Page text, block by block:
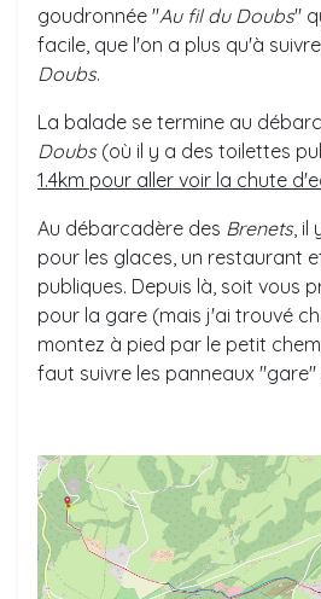
goudronnée "Au fil du Doubs"
facile, que l'on a plus qu'à
Doubs.
La balade se termine au
Doubs (où il y a des toilettes
1.4km pour aller voir la chute
Au débarcadère des Brenets, il
pour les glaces, un restaurant
publiques. Depuis là, soit vous
pour la gare (mais j'ai trouvé
montez à pied par le petit
faut suivre les panneaux "gare"